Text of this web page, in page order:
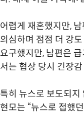
어렵게 재혼했지만,
의심하며 점점 더 강
요구했지만, 남편은
서는 협상 당시 긴장
특히 뉴스로 보도되
현모는 “뉴스로 접했